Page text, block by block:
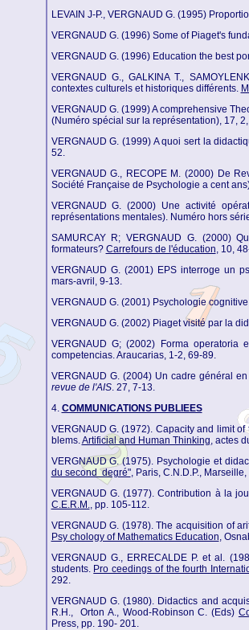
LEVAIN J-P., VERGNAUD G. (1995)
VERGNAUD G. (1996) Some of Piaget's
VERGNAUD G. (1996) Education the best
VERGNAUD G., GALKINA T.,
contextes culturels et historiques différents.
VERGNAUD G. (1999) A comprehensive
(Numéro spécial sur la représentation), 17,
VERGNAUD G. (1999) A quoi sert la
52.
VERGNAUD G., RECOPE M. (2000) De
Société Française de Psychologie a cent
VERGNAUD G. (2000) Une activité
représentations mentales). Numéro hors
SAMURCAY R; VERGNAUD G. (2000)
formateurs? Carrefours de l'éducation, 10,
VERGNAUD G. (2001) EPS interroge un
mars-avril, 9-13.
VERGNAUD G. (2001) Psychologie
VERGNAUD G. (2002) Piaget visité par la
VERGNAUD G; (2002) Forma
competencias. Araucarias, 1-2, 69-89.
VERGNAUD G. (2004) Un cadre général
revue de l'AIS. 27, 7-13.
4. COMMUNICATIONS PUBLIEES
VERGNAUD G. (1972). Capacity and limit
blems.Artificial and Human Thinking, actes
VERGNAUD G. (1975). Psychologie et
du second degré", Paris, C.N.D.P.,
VERGNAUD G. (1977). Contribution à la
C.E.R.M., pp. 105-112.
VERGNAUD G. (1978). The acquisition of
Psy chology of Mathematics Education,
VERGNAUD G., ERRECALDE P. et al.
students. Pro ceedings of the fourth
292.
VERGNAUD G. (1980). Didactics and
R.H., Orton A., Wood-Robinson C. (Eds)
Press, pp. 190- 201.